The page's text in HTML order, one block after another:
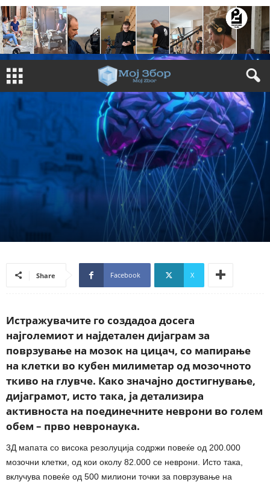
ЗАНИМЛИВОСТИ
Share Facebook X
Истражувачите го создадоа досега
најголемиот и најдетален дијаграм за
поврзување на мозок на цицач, со мапирање
на клетки во кубен милиметар од мозочното
ткиво на глувче. Како значајно достигнување,
дијаграмот, исто така, ја детализира
активноста на поединечните неврони во голем
обем – прво невронаука.
3Д мапата со висока резолуција содржи повеќе од 200.000
мозочни клетки, од кои околу 82.000 се неврони. Исто така,
вклучува повеќе од 500 милиони точки за поврзување на